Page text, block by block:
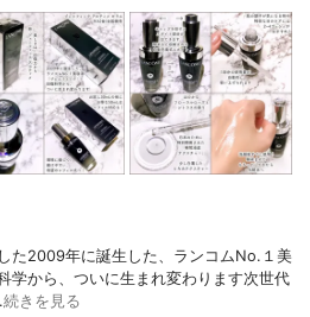
た2009年に誕生した、ランコムNo.１美
学から、ついに生まれ変わります次世代
続きを見る